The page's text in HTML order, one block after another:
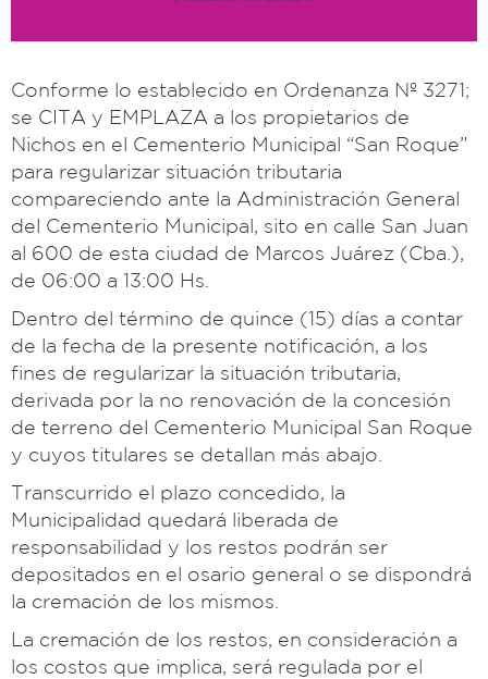
Conforme lo establecido en Ordenanza Nº 3271;
se CITA y EMPLAZA a los propietarios de
Nichos en el Cementerio Municipal “San Roque”
para regularizar situación tributaria
compareciendo ante la Administración General
del Cementerio Municipal, sito en calle San Juan
al 600 de esta ciudad de Marcos Juárez (Cba.),
de 06:00 a 13:00 Hs.
Dentro del término de quince (15) días a contar
de la fecha de la presente notificación, a los
fines de regularizar la situación tributaria,
derivada por la no renovación de la concesión
de terreno del Cementerio Municipal San Roque
y cuyos titulares se detallan más abajo.
Transcurrido el plazo concedido, la
Municipalidad quedará liberada de
responsabilidad y los restos podrán ser
depositados en el osario general o se dispondrá
la cremación de los mismos.
La cremación de los restos, en consideración a
los costos que implica, será regulada por el